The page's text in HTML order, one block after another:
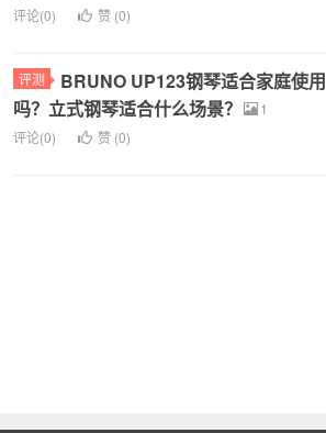
评论(0)
赞 (0)
评测
BRUNO UP123钢琴适合家庭使用
吗？立式钢琴适合什么场景？
1
评论(0)
赞 (0)